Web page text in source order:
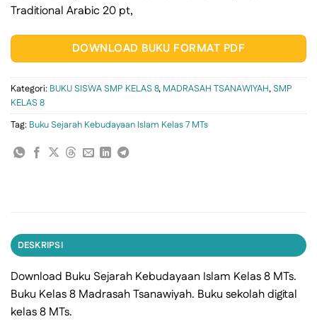
Traditional Arabic 20 pt,
DOWNLOAD BUKU FORMAT PDF
Kategori: BUKU SISWA SMP KELAS 8, MADRASAH TSANAWIYAH,SMP
KELAS 8
Tag: Buku Sejarah Kebudayaan Islam Kelas 7 MTs
DESKRIPSI
Download Buku Sejarah Kebudayaan Islam Kelas 8 MTs.
Buku Kelas 8 Madrasah Tsanawiyah. Buku sekolah digital
kelas 8 MTs.